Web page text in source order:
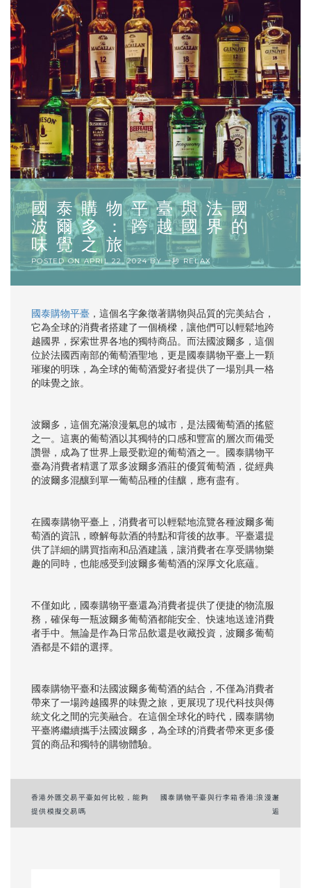
國泰購物平臺與法國
波爾多：跨越國界的
味覺之旅
POSTED ONAPRIL 22, 2024BY一秒 RELAX
國泰購物平臺 ，這個名字象徵著購物與品質的完美結合，
它為全球的消費者搭建了一個橋樑，讓他們可以輕鬆地跨
越國界，探索世界各地的獨特商品。而法國波爾多，這個
位於法國西南部的葡萄酒聖地，更是國泰購物平臺上一顆
璀璨的明珠，為全球的葡萄酒愛好者提供了一場別具一格
的味覺之旅。
波爾多，這個充滿浪漫氣息的城市，是法國葡萄酒的搖籃
之一。這裏的葡萄酒以其獨特的口感和豐富的層次而備受
讚譽，成為了世界上最受歡迎的葡萄酒之一。國泰購物平
臺為消費者精選了眾多波爾多酒莊的優質葡萄酒，從經典
的波爾多混釀到單一葡萄品種的佳釀，應有盡有。
在國泰購物平臺上，消費者可以輕鬆地流覽各種波爾多葡
萄酒的資訊，瞭解每款酒的特點和背後的故事。平臺還提
供了詳細的購買指南和品酒建議，讓消費者在享受購物樂
趣的同時，也能感受到波爾多葡萄酒的深厚文化底蘊。
不僅如此，國泰購物平臺還為消費者提供了便捷的物流服
務，確保每一瓶波爾多葡萄酒都能安全、快速地送達消費
者手中。無論是作為日常品飲還是收藏投資，波爾多葡萄
酒都是不錯的選擇。
國泰購物平臺和法國波爾多葡萄酒的結合，不僅為消費者
帶來了一場跨越國界的味覺之旅，更展現了現代科技與傳
統文化之間的完美融合。在這個全球化的時代，國泰購物
平臺將繼續攜手法國波爾多，為全球的消費者帶來更多優
質的商品和獨特的購物體驗。
Post
navigation
香港外匯交易平臺如何比較，能夠
提供模擬交易嗎
國泰購物平臺與行李箱香港:浪漫邂
逅